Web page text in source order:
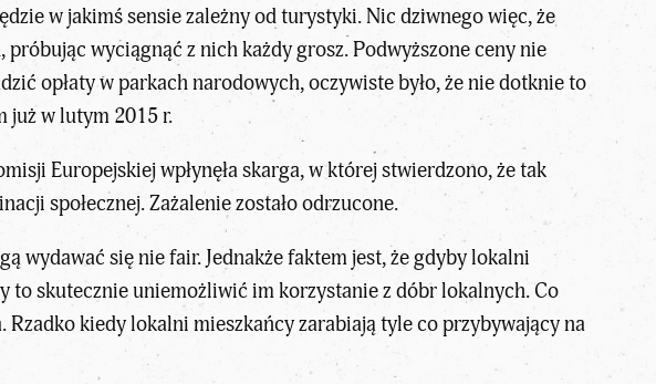
w jakimś sensie zależny od turystyki. Nic dziwnego więc, że
wyciągnąć z nich każdy grosz. Podwyższone ceny nie
opłaty w parkach narodowych, oczywiste było, że nie dotknie to
już w lutym 2015 r.
Europejskiej wpłynęła skarga, w której stwierdzono, że tak
społecznej. Zażalenie zostało odrzucone.
wydawać się nie fair. Jednakże faktem jest, że gdyby lokalni
to skutecznie uniemożliwić im korzystanie z dóbr lokalnych. Co
kiedy lokalni mieszkańcy zarabiają tyle co przybywający na